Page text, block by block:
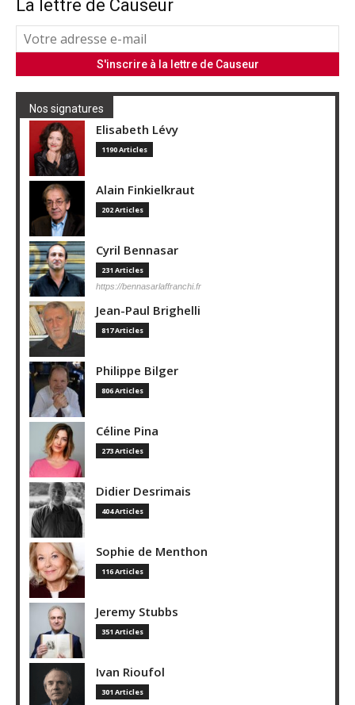
La lettre de Causeur
Nos signatures
Elisabeth Lévy
1190 Articles
Alain Finkielkraut
202 Articles
Cyril Bennasar
231 Articles
https://bennasarlaffranchi.fr
Jean-Paul Brighelli
817 Articles
Philippe Bilger
806 Articles
Céline Pina
273 Articles
Didier Desrimais
404 Articles
Sophie de Menthon
116 Articles
Jeremy Stubbs
351 Articles
Ivan Rioufol
301 Articles